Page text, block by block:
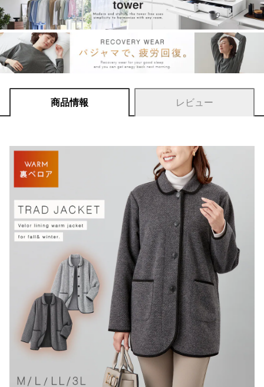
商品情報 レビュー